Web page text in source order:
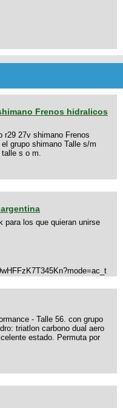
Frenos hidralicos
r29 27v shimano Frenos
grupo shimano Talle s/m
s o m.
para los que quieran unirse
- Talle 56. con grupo
triatlon carbono dual aero
estado. Permuta por